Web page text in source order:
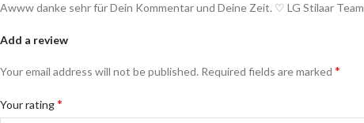
Awww danke sehr für Dein Kommentar und Deine Zeit. ♡ LG Stilaar Team
Add a review
Your email address will not be published. Required fields are marked *
Your rating*